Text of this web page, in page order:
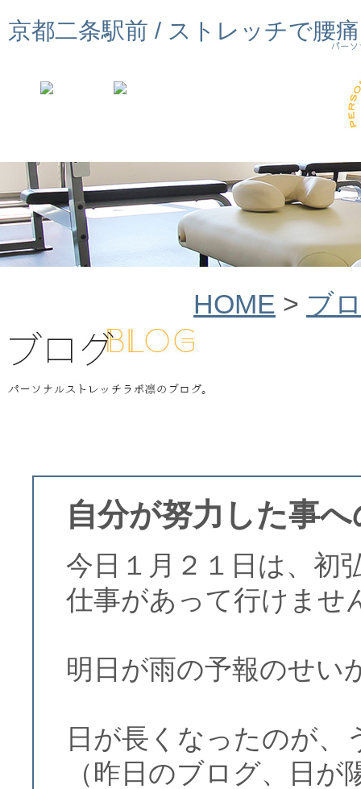
京都二条駅前 / ストレッチで腰
HOME > ブ
自分が努力した事
今日１月２１日は、初
仕事があって行けませ
明日が雨の予報のせい
日が長くなったのが、
（昨日のブログ、日